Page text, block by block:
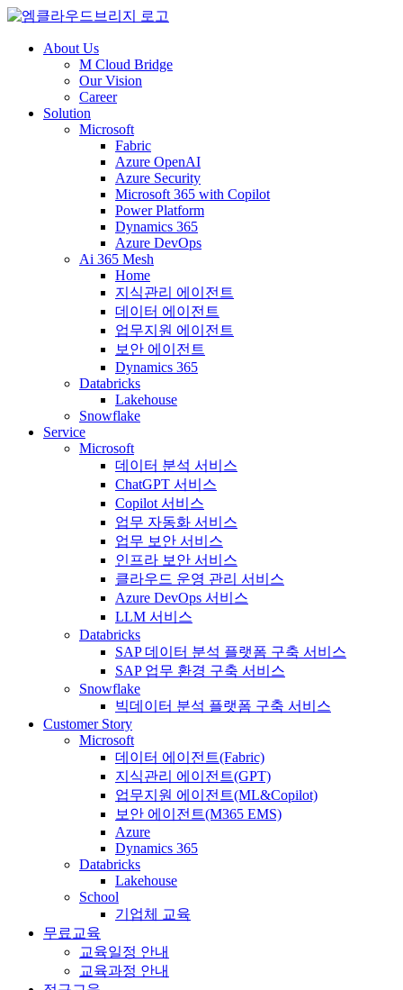
About Us
M Cloud Bridge
Our Vision
Career
Solution
Microsoft
Fabric
Azure OpenAI
Azure Security
Microsoft 365 with Copilot
Power Platform
Dynamics 365
Azure DevOps
Ai 365 Mesh
Home
지식관리 에이전트
데이터 에이전트
업무지원 에이전트
보안 에이전트
Dynamics 365
Databricks
Lakehouse
Snowflake
Service
Microsoft
데이터 분석 서비스
ChatGPT 서비스
Copilot 서비스
업무 자동화 서비스
업무 보안 서비스
인프라 보안 서비스
클라우드 운영 관리 서비스
Azure DevOps 서비스
LLM 서비스
Databricks
SAP 데이터 분석 플랫폼 구축 서비스
SAP 업무 환경 구축 서비스
Snowflake
빅데이터 분석 플랫폼 구축 서비스
Customer Story
Microsoft
데이터 에이전트(Fabric)
지식관리 에이전트(GPT)
업무지원 에이전트(ML&Copilot)
보안 에이전트(M365 EMS)
Azure
Dynamics 365
Databricks
Lakehouse
School
기업체 교육
무료교육
교육일정 안내
교육과정 안내